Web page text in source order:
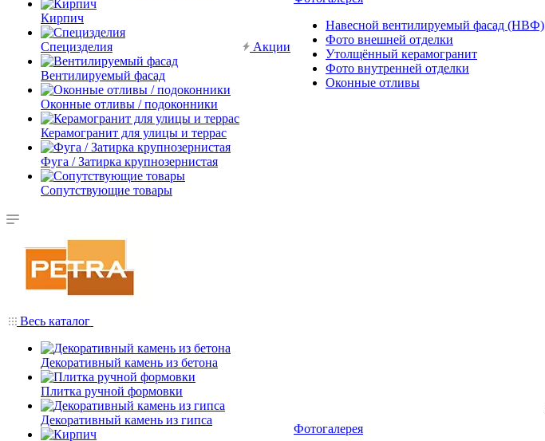
Кирпич
Специзделия
Вентилируемый фасад
Оконные отливы / подоконники
Керамогранит для улицы и террас
Фуга / Затирка крупнозернистая
Сопутствующие товары
Акции
Навесной вентилируемый фасад (НВФ)
Фото внешней отделки
Утолщённый керамогранит
Фото внутренней отделки
Оконные отливы
Весь каталог
Декоративный камень из бетона
Плитка ручной формовки
Декоративный камень из гипса
Фотогалерея